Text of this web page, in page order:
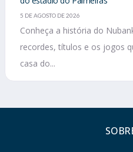
5 DE AGOSTO DE 2026
Conheça a história do
recordes, títulos e os jogos
casa do...